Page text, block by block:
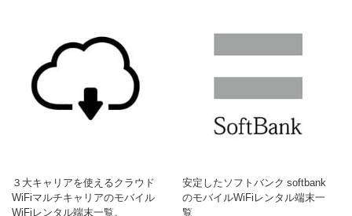
３大キャリアを使えるクラウド
WiFiマルチキャリアのモバイル
WiFiレンタル端末一覧。
安定したソフトバンク softbank
のモバイルWiFiレンタル端末一
覧